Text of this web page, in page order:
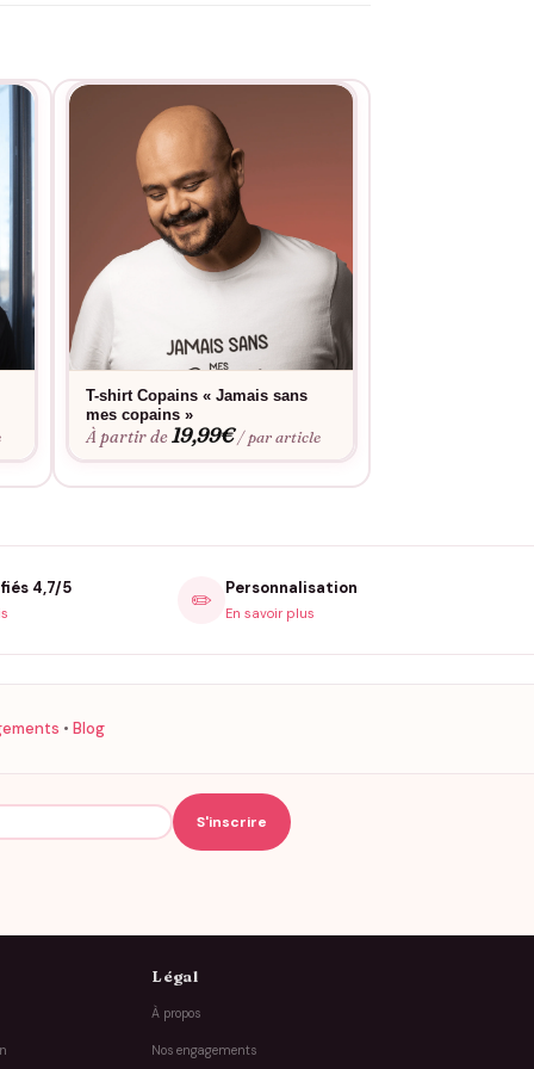
T-shirt Copains « Jamais sans
mes copains »
À partir de19,99€ / par article
4,7/5 ✏️ Personnalisation
En savoir plus
• Blog
Légal
À propos
Nos engagements